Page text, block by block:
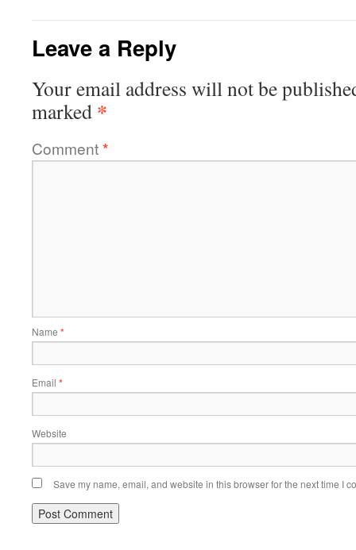
Leave a Reply
Your email address will not be
marked *
Comment*
Name *
Email *
Website
Save my name, email, and website in this browser for the next time I